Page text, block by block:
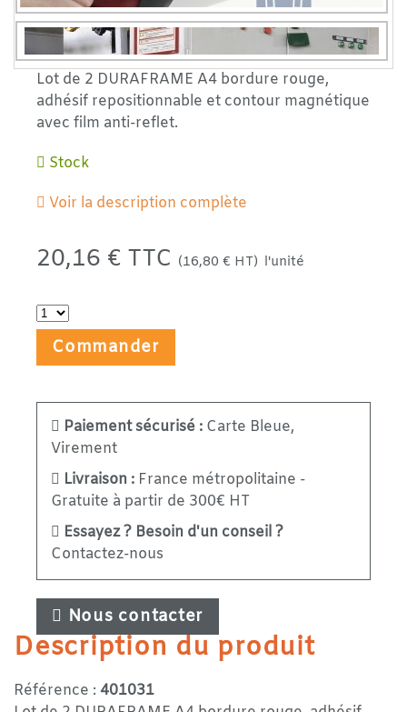
Lot de 2 DURAFRAME A4 bordure rouge,
adhésif repositionnable et contour magnétique
avec film anti-reflet.
Stock
Voir la description complète
20,16 € TTC (16,80 € HT) l'unité
Commander
Paiement sécurisé : Carte Bleue,
Virement
Livraison : France métropolitaine -
Gratuite à partir de 300€ HT
Essayez ? Besoin d'un conseil ?
Contactez-nous
Nous contacter
Description du produit
Référence : 401031